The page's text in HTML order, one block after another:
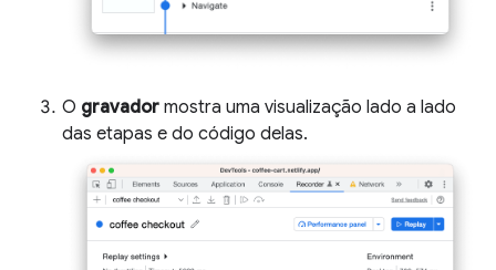
O gravador mostra uma visualização lado a lado
das etapas e do código delas.